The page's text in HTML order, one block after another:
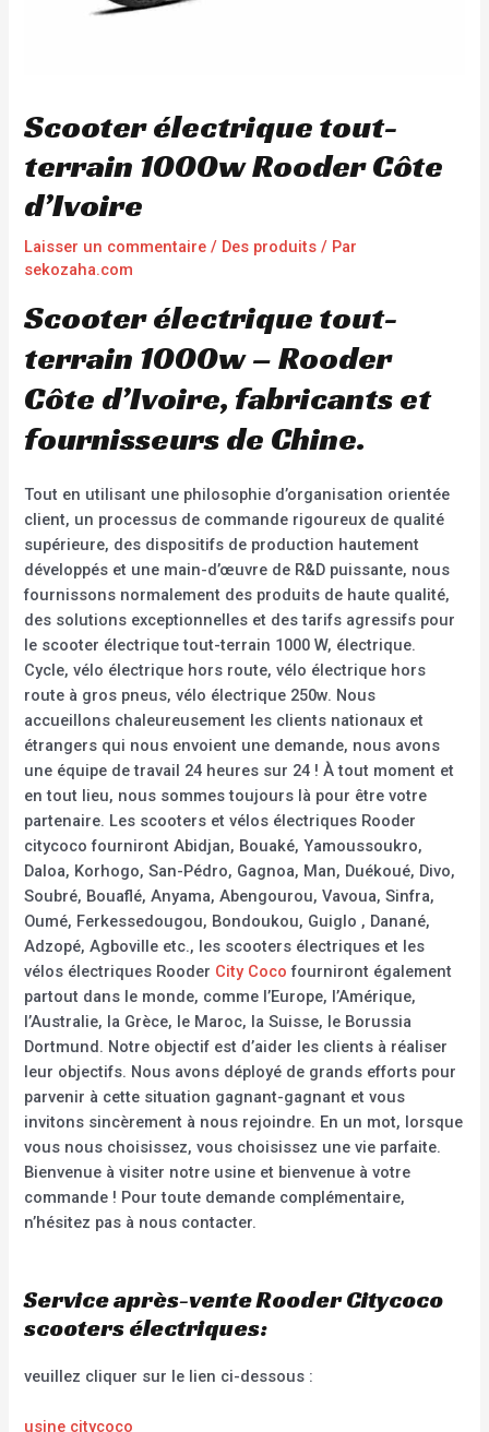
Scooter électrique tout-
terrain 1000w Rooder Côte
d’Ivoire
Laisser un commentaire / Des produits / Par
sekozaha.com
Scooter électrique tout-
terrain 1000w – Rooder
Côte d’Ivoire, fabricants et
fournisseurs de Chine.
Tout en utilisant une philosophie d’organisation orientée
client, un processus de commande rigoureux de qualité
supérieure, des dispositifs de production hautement
développés et une main-d’œuvre de R&D puissante, nous
fournissons normalement des produits de haute qualité,
des solutions exceptionnelles et des tarifs agressifs pour
le scooter électrique tout-terrain 1000 W, électrique.
Cycle, vélo électrique hors route, vélo électrique hors
route à gros pneus, vélo électrique 250w. Nous
accueillons chaleureusement les clients nationaux et
étrangers qui nous envoient une demande, nous avons
une équipe de travail 24 heures sur 24 ! À tout moment et
en tout lieu, nous sommes toujours là pour être votre
partenaire. Les scooters et vélos électriques Rooder
citycoco fourniront Abidjan, Bouaké, Yamoussoukro,
Daloa, Korhogo, San-Pédro, Gagnoa, Man, Duékoué, Divo,
Soubré, Bouaflé, Anyama, Abengourou, Vavoua, Sinfra,
Oumé, Ferkessedougou, Bondoukou, Guiglo , Danané,
Adzopé, Agboville etc., les scooters électriques et les
vélos électriques Rooder City Coco fourniront également
partout dans le monde, comme l’Europe, l’Amérique,
l’Australie, la Grèce, le Maroc, la Suisse, le Borussia
Dortmund. Notre objectif est d’aider les clients à réaliser
leur objectifs. Nous avons déployé de grands efforts pour
parvenir à cette situation gagnant-gagnant et vous
invitons sincèrement à nous rejoindre. En un mot, lorsque
vous nous choisissez, vous choisissez une vie parfaite.
Bienvenue à visiter notre usine et bienvenue à votre
commande ! Pour toute demande complémentaire,
n’hésitez pas à nous contacter.
Service après-vente Rooder Citycoco
scooters électriques:
veuillez cliquer sur le lien ci-dessous :
usine citycoco